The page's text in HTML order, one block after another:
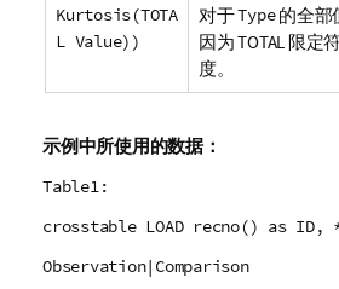
Kurtosis(TOTA
L Value))
对于Type的全部
因为TOTAL 限定
度。
示例中所使用的数据：
Table1:
crosstable LOAD recno() as
Observation|Comparison